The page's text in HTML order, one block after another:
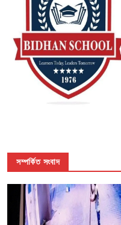
সম্পর্কিত সংবাদ